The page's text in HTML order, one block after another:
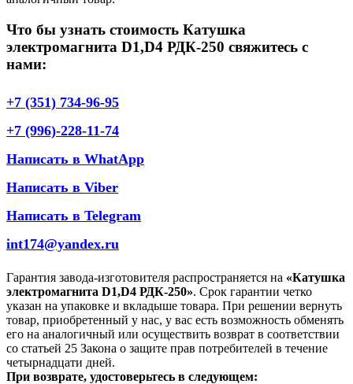
Что бы узнать стоимость Катушка
электромагнита D1,D4 РДК-250 свяжитесь с
нами:
+7 (351) 734-96-95
+7 (996)-228-11-74
Написать в WhatApp
Написать в Viber
Написать в Telegram
int174@yandex.ru
Гарантия завода-изготовителя распространяется на «Катушка
электромагнита D1,D4 РДК-250». Срок гарантии четко
указан на упаковке и вкладыше товара. При решении вернуть
товар, приобретенный у нас, у вас есть возможность обменять
его на аналогичный или осуществить возврат в соответствии
со статьей 25 Закона о защите прав потребителей в течение
четырнадцати дней.
При возврате, удостоверьтесь в следующем: